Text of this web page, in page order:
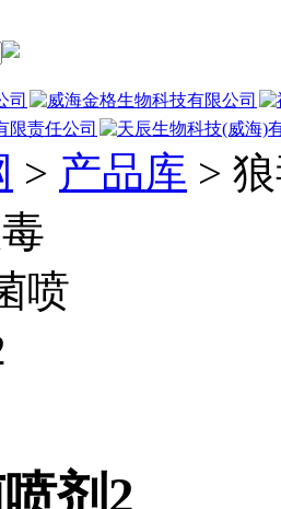
> 产品库 >
剂2